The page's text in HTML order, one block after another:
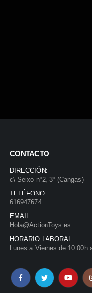
CONTACTO
DIRECCIÓN:
c\ Seixo nº2, 3º (Cangas)
TELÉFONO:
616947674
EMAIL:
Hola@ActionToys.es
HORARIO LABORAL:
Lunes a Viernes de